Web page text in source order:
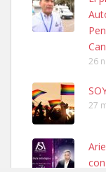
PERRO MACHO
06/07/2025 ZONA
Ninfa perdida
26
27